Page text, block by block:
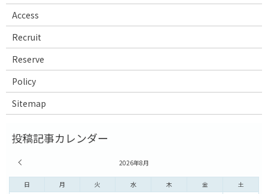
Access
Recruit
Reserve
Policy
Sitemap
2026年8月
日 月 火 水 木 金 土